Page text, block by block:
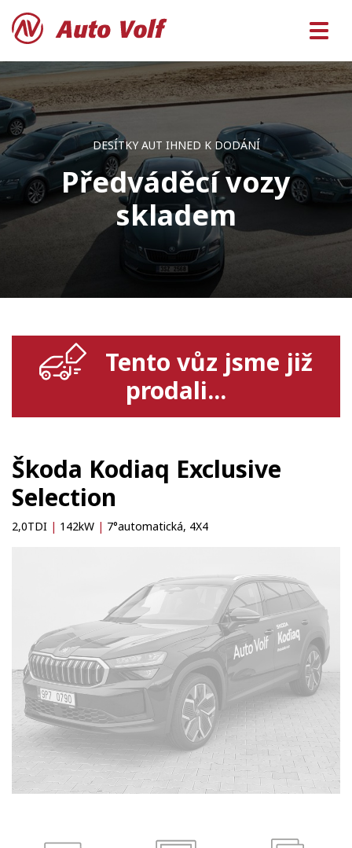
DESÍTKY AUT IHNED K DODÁNÍ
Předváděcí vozy
skladem
Tento vůz jsme již
prodali...
Škoda Kodiaq Exclusive
Selection
2,0TDI | 142kW | 7°automatická, 4X4